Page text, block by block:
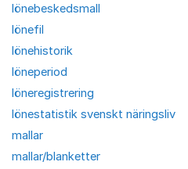
lönebeskedsmall
lönefil
lönehistorik
löneperiod
löneregistrering
lönestatistik svenskt näringsliv
mallar
mallar/blanketter